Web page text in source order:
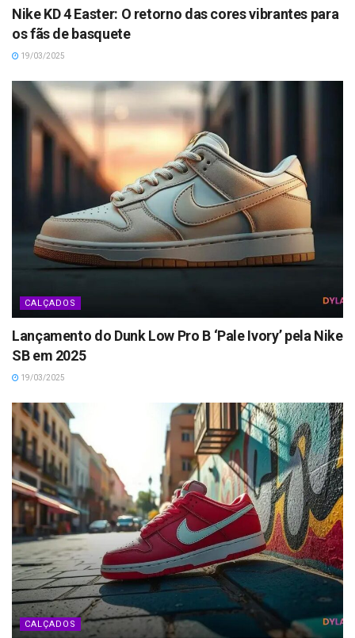
Nike KD 4 Easter: O retorno das cores vibrantes para
os fãs de basquete
19/03/2025
CALÇADOS
Lançamento do Dunk Low Pro B ‘Pale Ivory’ pela Nike
SB em 2025
19/03/2025
CALÇADOS